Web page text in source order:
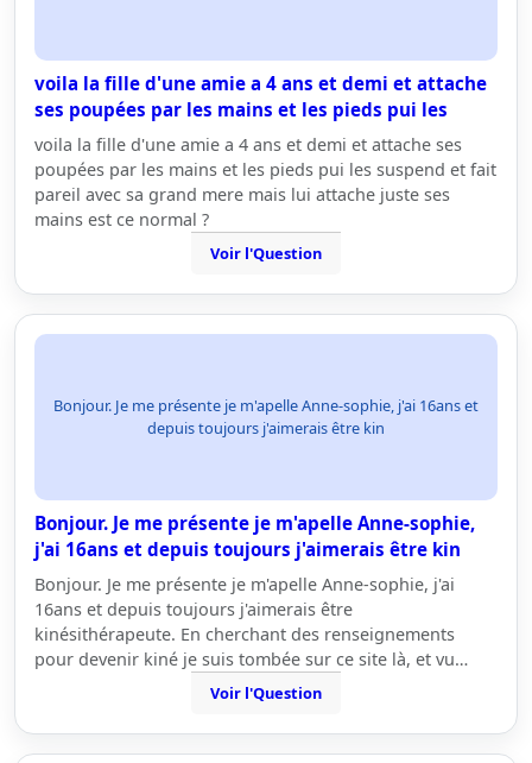
voila la fille d'une amie a 4 ans et demi et attache
ses poupées par les mains et les pieds pui les
voila la fille d'une amie a 4 ans et demi et attache ses
poupées par les mains et les pieds pui les suspend et fait
pareil avec sa grand mere mais lui attache juste ses
mains est ce normal ?
Voir l'Question
Bonjour. Je me présente je m'apelle Anne-sophie, j'ai 16ans et
depuis toujours j'aimerais être kin
Bonjour. Je me présente je m'apelle Anne-sophie,
j'ai 16ans et depuis toujours j'aimerais être kin
Bonjour. Je me présente je m'apelle Anne-sophie, j'ai
16ans et depuis toujours j'aimerais être
kinésithérapeute. En cherchant des renseignements
pour devenir kiné je suis tombée sur ce site là, et vu…
Voir l'Question